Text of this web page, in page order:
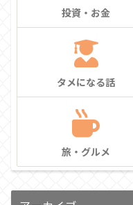
投資・お金
タメになる話
旅・グルメ